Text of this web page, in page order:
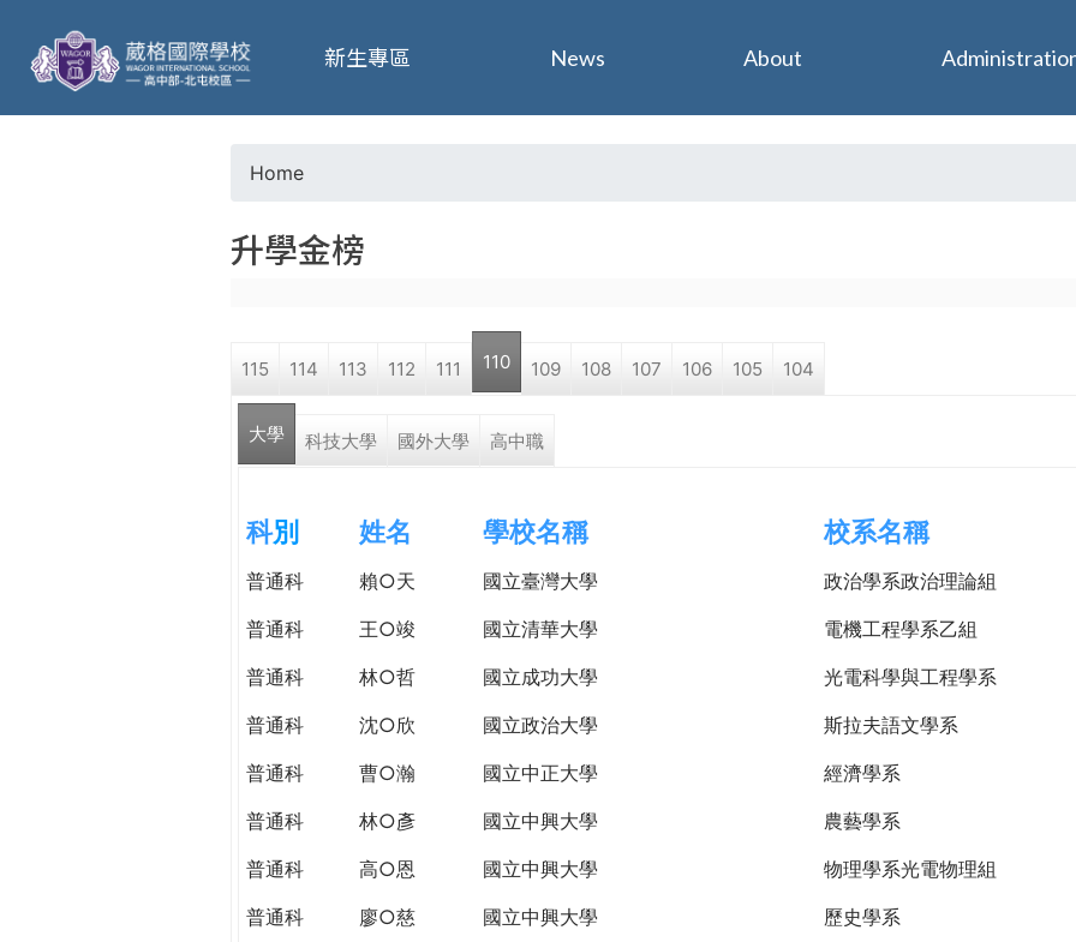
葳
格
o
a
r
e
r
e
Home
升學金榜
115 114 113 112 111 110 109 108 107 106 105 104
大學 科技大學 國外大學 高中職
科別 姓名 學校名稱 校系名稱
普通科 賴○天 國立臺灣大學
政治學系政治理論組
普通科
王○竣 國立清華大學
電機工程學系乙組
普通科
林○哲 國立成功大學
光電科學與工程學系
普通科
沈○欣 國立政治大學
斯拉夫語文學系
普通科
曹○瀚 國立中正大學
經濟學系
普通科
林○彥 國立中興大學
農藝學系
普通科
高○恩 國立中興大學
物理學系光電物理組
普通科
廖○慈 國立中興大學
歷史學系
新生專區 News About